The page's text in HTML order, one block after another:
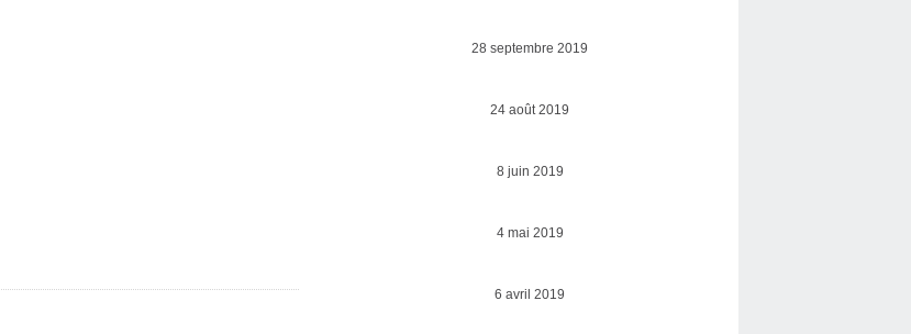
28 septembre 2019
24 août 2019
8 juin 2019
4 mai 2019
6 avril 2019